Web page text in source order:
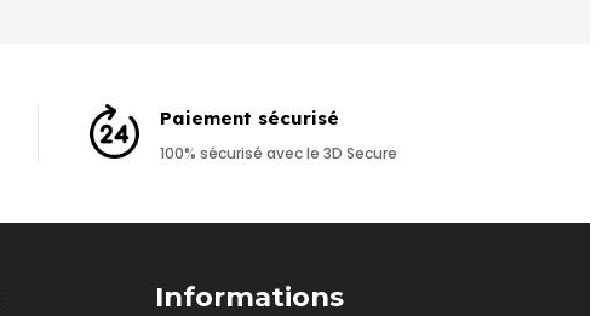
Paiement sécurisé
100% sécurisé avec le 3D Secure
Informations